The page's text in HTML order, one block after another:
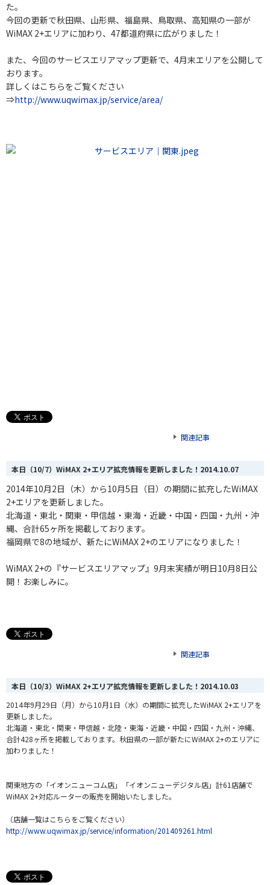
た。
今回の更新で秋田県、山形県、 福島県、鳥取県、高知県の一部が
WiMAX 2+エリアに加わり、47都道府県に広がりました！
また、今回のサービスエリアマップ更新で、4月末エリアを公開して
おります。
詳しくはこちらをご覧ください
⇒http://www.uqwimax.jp/service/area/
関連記事
本日（10/7）WiMAX 2+エリア拡充情報を更新しました！ 2014.10.07
2014年10月2日（木）から10月5日（日）の期間に拡充したWiMAX
2+エリアを更新しました。
北海道・東北・関東・甲信越・東海 ・ 近畿・中国・四国・九州・沖
縄、合計65ヶ所を掲載しております。
福岡県で8の地域が、新たにWiMAX 2+のエリアになりました！
WiMAX 2+の『サービスエリアマップ』9月末実績が明日10月8日公
開！お楽しみに。
関連記事
本日（10/3）WiMAX 2+エリア拡充情報を更新しました！ 2014.10.03
2014年9月29日（月）から10月1日（水）の期間に拡充したWiMAX 2+エリアを
更新しました。
北海道・東北・関東・甲信越・北陸・東海・近畿・中国・四国・九州・沖縄、
合計428ヶ所を掲載しております。秋田県の一部が新たにWiMAX 2+のエリアに
加わりました！
関東地方の「イオンニューコム店」「イオンニューデジタル店」計61店舗で
WiMAX 2+対応ルーターの販売を開始いたしました。
（店舗一覧はこちらをご覧ください）
http://www.uqwimax.jp/service/information/201409261.html